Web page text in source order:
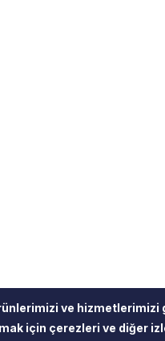
ve
için çerezleri ve diğer